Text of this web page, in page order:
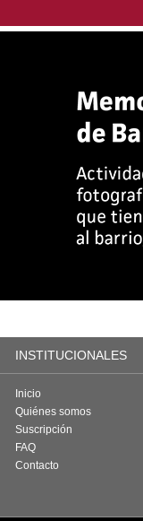
INSTITUCIONALES
Inicio
Quiénes somos
Suscripción
FAQ
Contacto